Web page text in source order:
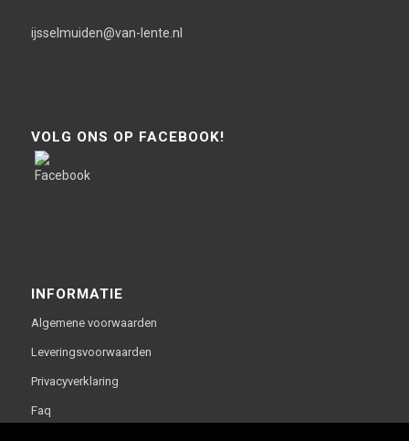
ijsselmuiden@van-lente.nl
VOLG ONS OP FACEBOOK!
INFORMATIE
Algemene voorwaarden
Leveringsvoorwaarden
Privacyverklaring
Faq